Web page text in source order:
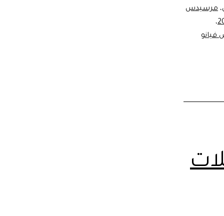
، مرسيدس
،